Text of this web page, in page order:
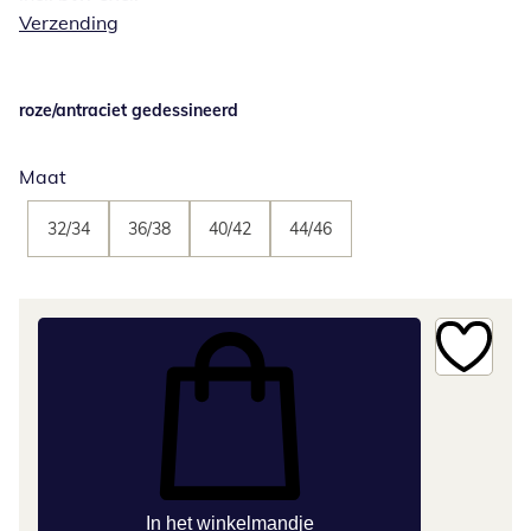
Verzending
roze/antraciet gedessineerd
Maat
32/34 36/38 40/42 44/46
In het winkelmandje